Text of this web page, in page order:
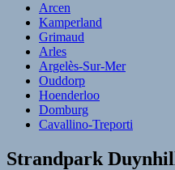
Arcen
Kamperland
Grimaud
Arles
Argelès-Sur-Mer
Ouddorp
Hoenderloo
Domburg
Cavallino-Treporti
Strandpark